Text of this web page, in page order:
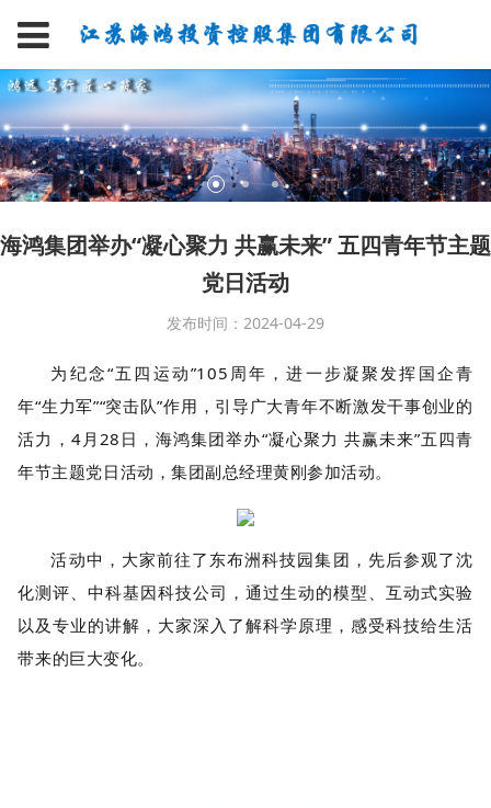
海鸿集团举办“凝心聚力 共赢未来” 五四青年节主题
党日活动
发布时间：2024-04-29
为纪念“五四运动”105周年，进一步凝聚发挥国企青
年“生力军”“突击队”作用， 引导广大青年不断激发干事创业的
活力，4月28日，海鸿集团举办“凝心聚力 共赢未来”五四青
年节主题党日活动，集团副总经理黄刚参加活动。
活动中，大家前往了东布洲科技园集团，先后参观了沈
化测评、中科基因科技公司，通过生动的模型、互动式实验
以及专业的讲解，大家深入了解科学原理，感受科技给生活
带来的巨大变化。